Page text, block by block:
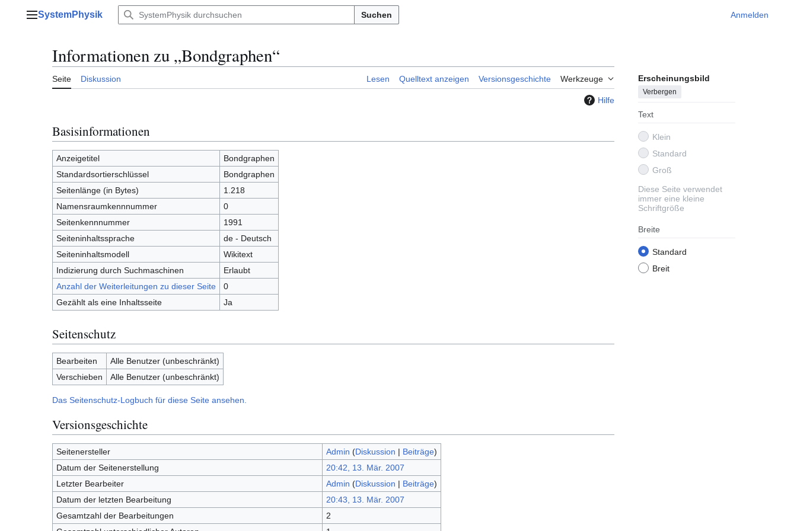
Hauptmenü
SystemPhysik Suchen Anmelden
Informationen zu „Bondgraphen“
Seite Diskussion Lesen Quelltext anzeigen Versionsgeschichte Werkzeuge Erscheinungsbild
Verbergen
Text
Klein
Standard
Groß
Diese Seite verwendet
immer eine kleine
Schriftgröße
Breite
Standard
Breit
Hilfe
Basisinformationen
Anzeigetitel
Bondgraphen
Standardsortierschlüssel
Bondgraphen
Seitenlänge (in Bytes)
1.218
Namensraumkennnummer
0
Seitenkennnummer
1991
Seiteninhaltssprache
de - Deutsch
Seiteninhaltsmodell
Wikitext
Indizierung durch Suchmaschinen
Erlaubt
Anzahl der Weiterleitungen zu dieser Seite
0
Gezählt als eine Inhaltsseite
Ja
Seitenschutz
Bearbeiten
Alle Benutzer (unbeschränkt)
Verschieben
Alle Benutzer (unbeschränkt)
Das Seitenschutz-Logbuch für diese Seite ansehen.
Versionsgeschichte
Seitenersteller Admin (Diskussion | Beiträge)
Datum der Seitenerstellung
20:42, 13. Mär. 2007
Letzter Bearbeiter
Admin (Diskussion | Beiträge)
Datum der letzten Bearbeitung
20:43, 13. Mär. 2007
Gesamtzahl der Bearbeitungen
2